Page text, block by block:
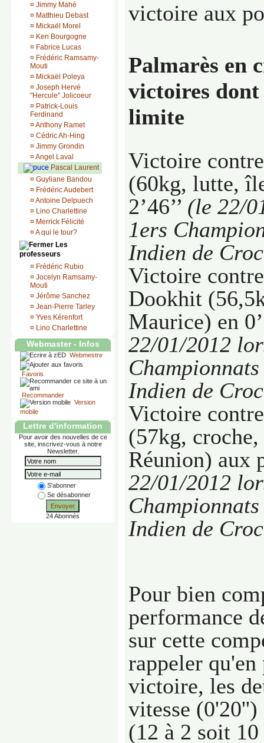
¤ Jimmy Mahé
¤ Matthieu Debast
¤ Mickaël Morel
¤ Ken Bourgogne
¤ Fabrice Lucas
¤ Frédéric Ramsamy-
Mouti
¤ Mickaël Poleya
¤ Joseph Hervé
"Hercule" Jolicoeur
¤ Patrick-Louis
Ferdinand
¤ Anthony Ramet
¤ Cédric Ah-Hing
¤ Jimmy Grondin
¤ Angel Laval
Pascal Laurent
¤ Guyliane Bandou
¤ Frédéric Audebert
¤ Antoine Delpuech
¤ Lino Charlettine
¤ Merrick Félicité
¤ A qui le tour?
Les
professeurs
¤ Frédéric Rubio
¤ Jocelyn Ramsamy-
Mouti
¤ Jérôme Sanchez
¤ Jean-Pierre Tarley
¤ Yves Kérenfort
¤ Lino Charlettine
Webmaster - Infos
Webmestre
Favoris
Recommander
Version
mobile
Lettre d'information
Pour avoir des nouvelles de ce
site, inscrivez-vous à notre
Newsletter.
S'abonner
Se désabonner
Envoyer
24 Abonnés
victoire aux
Palmarès en
victoires
limite
Victoire
(60kg, lutte,
2’46’’ (le 22/
1ers
Indien de
Victoire
Dookhit
Maurice) en
22/01/2012
Indien de
Victoire
(57kg,
Réunion) aux
22/01/2012
Indien de
Pour bien
performance
sur cette
rappeler qu'en
victoire, les
vitesse (0'20'')
(12 à 2 soit